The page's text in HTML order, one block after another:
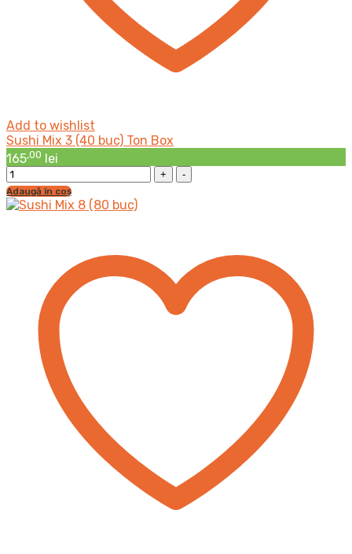
Add to wishlist
Sushi Mix 3 (40 buc) Ton Box
165,00 lei
Sushi
Mix
3
cantitatea
Adaugă în coș